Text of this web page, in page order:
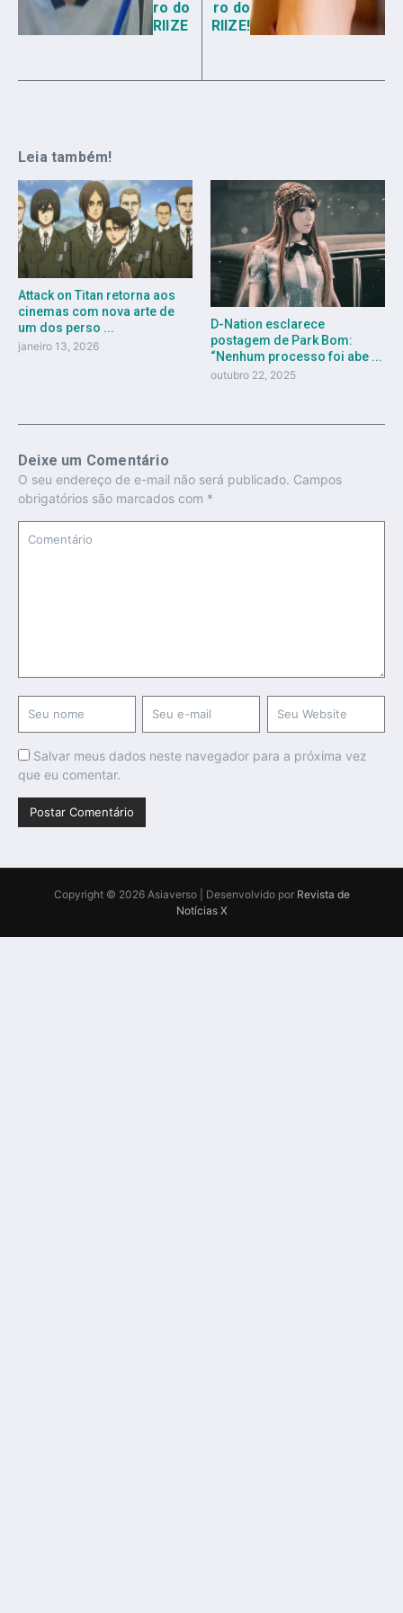
ro do
RIIZE
ro do
RIIZE!
Leia também!
Attack on Titan retorna aos
cinemas com nova arte de
um dos perso ...
janeiro 13, 2026
D-Nation esclarece
postagem de Park Bom:
“Nenhum processo foi abe ...
outubro 22, 2025
Deixe um Comentário
O seu endereço de e-mail não será publicado. Campos
obrigatórios são marcados com *
Salvar meus dados neste navegador para a próxima vez
que eu comentar.
Copyright © 2026 Asiaverso | Desenvolvido por Revista de
Notícias X